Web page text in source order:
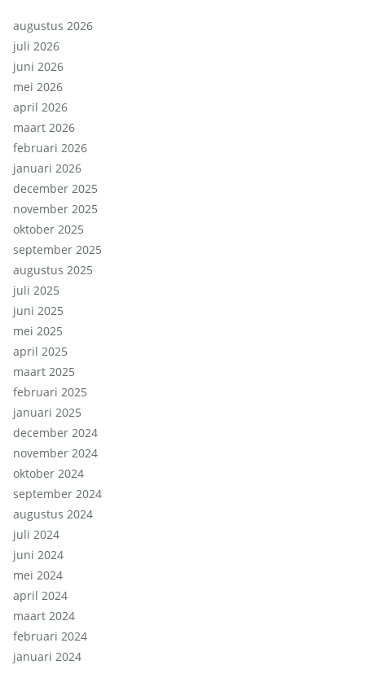
augustus 2026
juli 2026
juni 2026
mei 2026
april 2026
maart 2026
februari 2026
januari 2026
december 2025
november 2025
oktober 2025
september 2025
augustus 2025
juli 2025
juni 2025
mei 2025
april 2025
maart 2025
februari 2025
januari 2025
december 2024
november 2024
oktober 2024
september 2024
augustus 2024
juli 2024
juni 2024
mei 2024
april 2024
maart 2024
februari 2024
januari 2024